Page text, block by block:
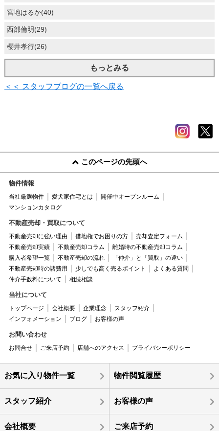
宮地はるか(40)
西部倫明(29)
櫻井孝行(26)
もっとみる
＜＜ スタッフブログの一覧へ戻る
このページの先頭へ
物件情報
当社厳選物件 愛犬家住宅とは
開催中オープンルーム
マンションカタログ
不動産売却・買取について
不動産売却に強い理由 借地権でお困りの方
売却査定フォーム
不動産売却実績
不動産売却コラム
離婚時の不動産売却コラム
購入者希望一覧
不動産売却の流れ
「仲介」と「買取」の違い
不動産売却時の諸費用
少しでも高く売るポイント
よくある質問
仲介手数料について
相続相談
当社について
トップページ 会社概要 企業理念
スタッフ紹介
インフォメーション
ブログ お客様の声
お問い合わせ
お問合せ ご来店予約 店舗へのアクセス プライバシーポリシー
お気に入り物件一覧 物件閲覧履歴
スタッフ紹介 お客様の声
会社概要 ご来店予約